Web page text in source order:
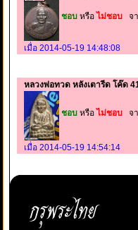
ชอบ หรือ ไม่ชอบ จ
เมื่อ 2014-05-19 14:48:08
หลวงพ่อทวด หลังเตารีด โค๊ด
ชอบ หรือ ไม่ชอบ จ
เมื่อ 2014-05-19 14:54:14